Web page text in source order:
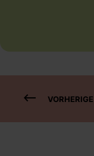
VORHERIGE